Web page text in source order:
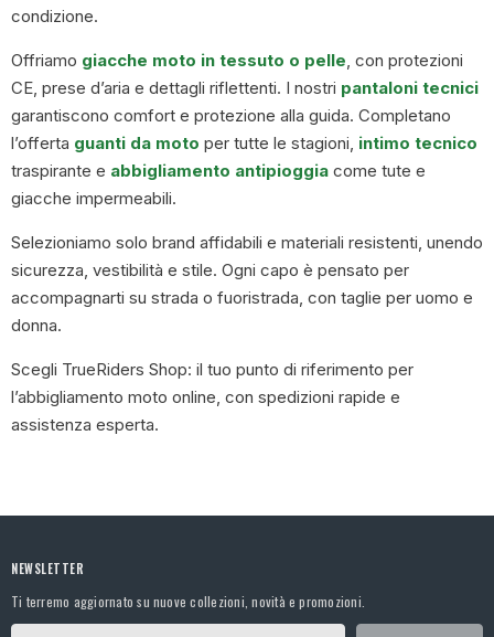
condizione.
Offriamo giacche moto in tessuto o pelle, con protezioni
CE, prese d’aria e dettagli riflettenti. I nostri pantaloni tecnici
garantiscono comfort e protezione alla guida. Completano
l’offerta guanti da moto per tutte le stagioni, intimo tecnico
traspirante e abbigliamento antipioggia come tute e
giacche impermeabili.
Selezioniamo solo brand affidabili e materiali resistenti, unendo
sicurezza, vestibilità e stile. Ogni capo è pensato per
accompagnarti su strada o fuoristrada, con taglie per uomo e
donna.
Scegli TrueRiders Shop: il tuo punto di riferimento per
l’abbigliamento moto online, con spedizioni rapide e
assistenza esperta.
NEWSLETTER
Ti terremo aggiornato su nuove collezioni, novità e promozioni.